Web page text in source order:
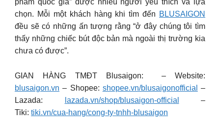
phẩm quốc gia” được nhiều người yêu thích và lựa
chọn. Mỗi một khách hàng khi tìm đến BLUSAIGON
đều sẽ có những ấn tượng rằng “ở đây chúng tôi tìm
thấy những chiếc bút độc bản mà ngoài thị trường kia
chưa có được”.
GIAN HÀNG TMĐT Blusaigon: – Website:
blusaigon.vn – Shopee: shopee.vn/blusaigonofficial
–
Lazada:
lazada.vn/shop/blusaigon-official
–
Tiki: tiki.vn/cua-hang/cong-ty-tnhh-blusaigon